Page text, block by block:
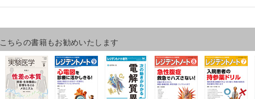
こちらの書籍もお勧めいたします